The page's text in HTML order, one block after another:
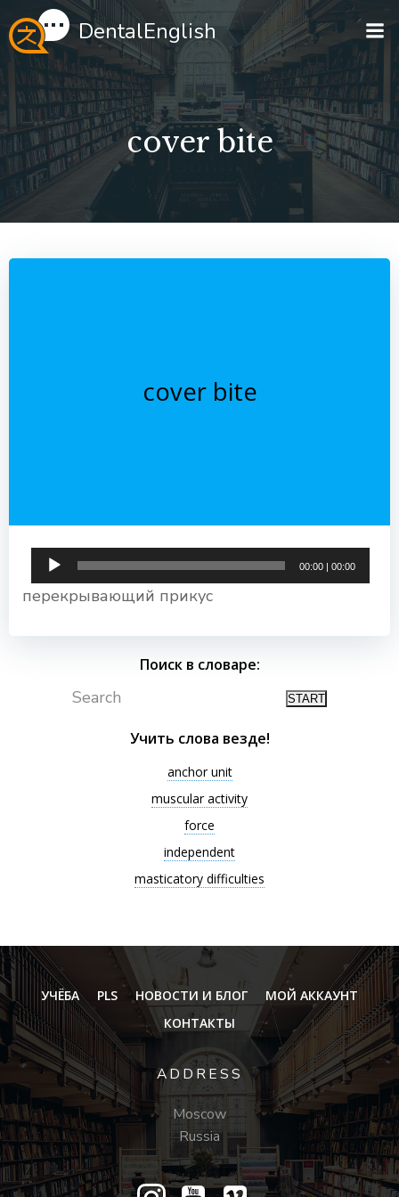
Перейти
к
содержимому
DentalEnglish
cover bite
cover bite
Аудиоплеер
00:00 |00:00
перекрывающий прикус
Поиск в словаре:
Search
Учить слова везде!
anchor unit
muscular activity
force
independent
masticatory difficulties
УЧЁБА PLS НОВОСТИ И БЛОГ
МОЙ АККАУНТ
КОНТАКТЫ
ADDRESS
Moscow
Russia